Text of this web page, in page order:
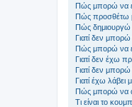
Πώς μπορώ να
Πώς προσθέτω
Πώς δημιουργώ
Γιατί δεν
Πώς μπορώ να
Γιατί δεν έχω
Γιατί δεν
Γιατί έχω λάβει
Πώς μπορώ να
Τι είναι το